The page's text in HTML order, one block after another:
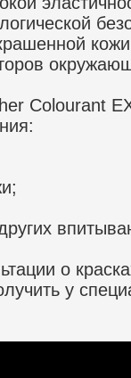
Colourant
о
у